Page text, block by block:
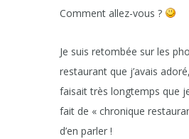
Comment allez-vous ?
Je suis retombée sur les
restaurant que j’avais
faisait très longtemps que
fait de « chronique
d’en parler !